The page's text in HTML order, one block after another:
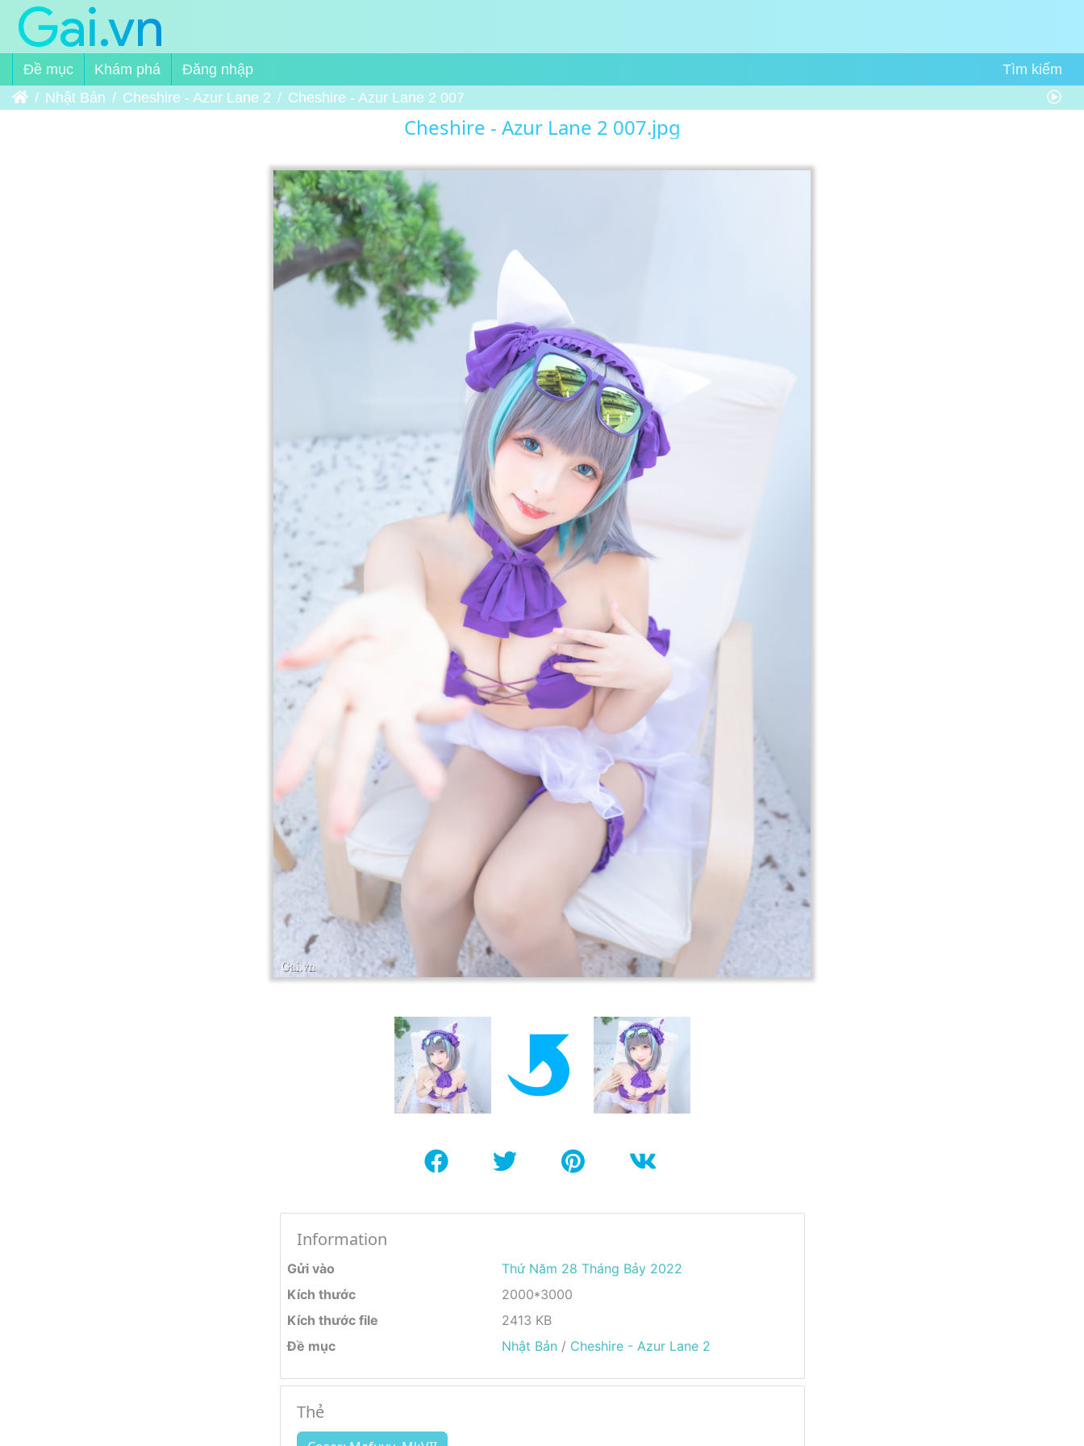
Đề mục Khám phá
Đăng nhập
Trang chủNhật Bản Cheshire - Azur Lane 2 Cheshire - Azur Lane 2 007
Cheshire - Azur Lane 2 007.jpg
Information
Gửi vào
Thứ Năm 28 Tháng Bảy 2022
Kích thước
2000*3000
Kích thước file
2413 KB
Đề mục
Nhật Bản / Cheshire - Azur Lane 2
Thẻ